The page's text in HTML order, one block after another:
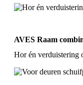
AVES Raam
Hor én verduistering